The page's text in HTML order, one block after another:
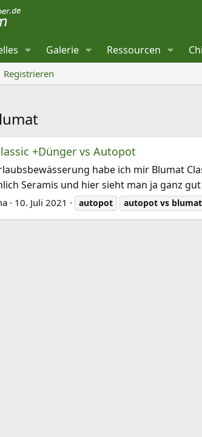
Galerie Ressourcen
Registrieren
+Dünger vs Autopot
habe ich mir Blumat
Seramis und hier sieht man ja ganz
10. Juli 2021 autopot autopot vs blumat